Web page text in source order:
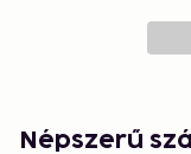
Népszerű